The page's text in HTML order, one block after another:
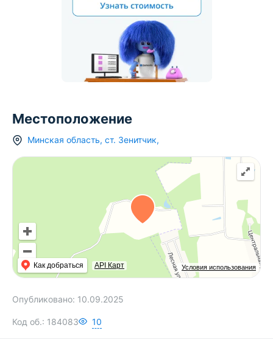
Местоположение
Минская область, ст. Зенитчик,
Условия использования
Как добраться API Карт
Опубликовано: 10.09.2025
Код об.: 184083 10